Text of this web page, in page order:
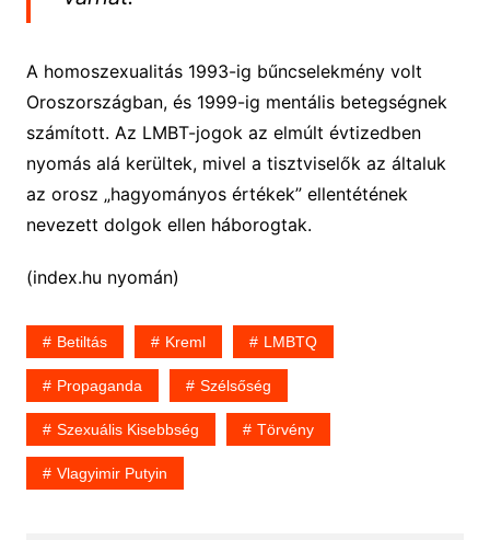
A homoszexualitás 1993-ig bűncselekmény volt
Oroszországban, és 1999-ig mentális betegségnek
számított. Az LMBT-jogok az elmúlt évtizedben
nyomás alá kerültek, mivel a tisztviselők az általuk
az orosz „hagyományos értékek” ellentétének
nevezett dolgok ellen háborogtak.
(index.hu nyomán)
Betiltás Kreml LMBTQ
Propaganda Szélsőség
Szexuális Kisebbség Törvény
Vlagyimir Putyin